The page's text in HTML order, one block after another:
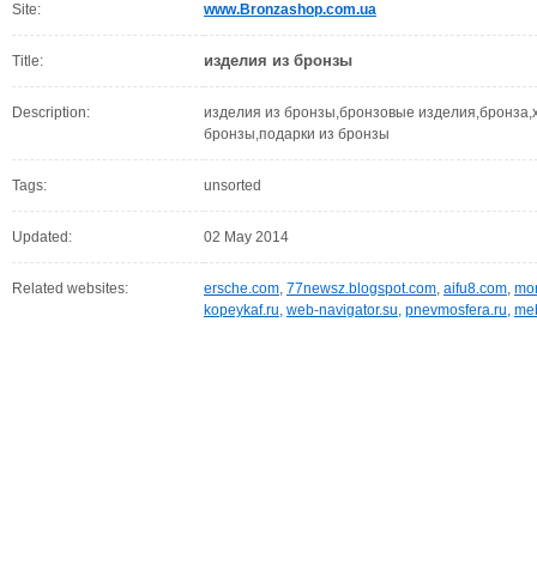
Site: www.Bronzashop.com.ua
Title: изделия из бронзы
Description:
изделия из бронзы,бронзовые
бронзы,подарки из бронзы
Tags: unsorted
Updated: 02 May 2014
Related websites: ersche.com, 77newsz.blogspot.com, aifu8.com,
kopeykaf.ru, web-navigator.su, pnevmosfera.ru,